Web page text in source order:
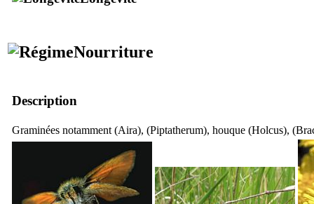
Nourriture
Description
Graminées notamment (Aira), (Piptatherum), houque (Holcus), (